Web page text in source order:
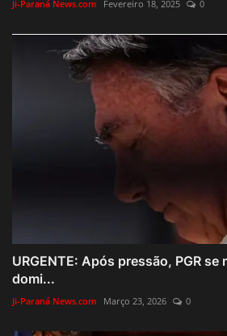
Ji-Paraná News.com Fevereiro 18, 2025 0
URGENTE: Após pressão, PGR
domi...
Ji-Paraná News.com Março 23, 2026 0